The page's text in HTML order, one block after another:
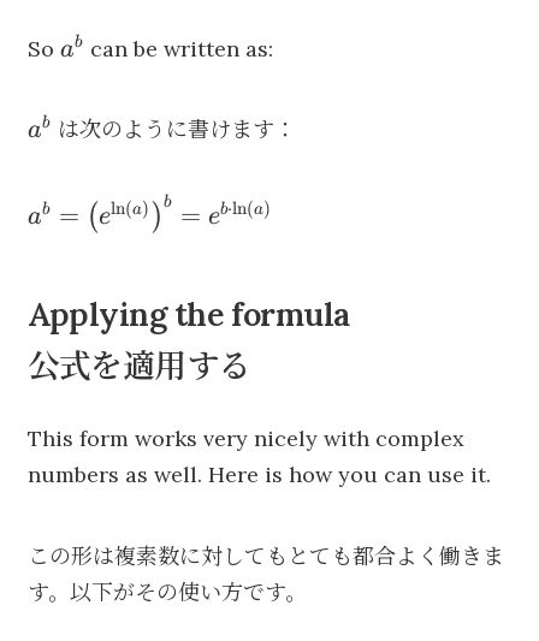
So a^b
ab can be written as:
a^b
ab は次のように書けます：
a^b =
\right)^b
= e^{b
\cdot
ab = (eln(a) ) b = eb⋅ln(a)
Applying the formula
公式を適用する
This form works very nicely with complex
numbers as well. Here is how you can use it.
この形は複素数に対してもとても都合よく働きま
す。以下がその使い方です。